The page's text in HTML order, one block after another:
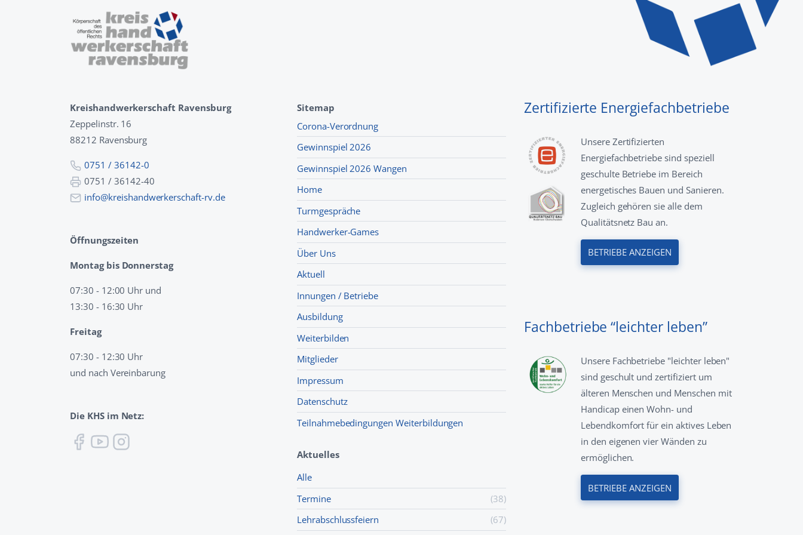
Kreishandwerkerschaft Ravensburg
Zeppelinstr. 16
88212 Ravensburg
0751 / 36142-0
0751 / 36142-40
info@kreishandwerkerschaft-rv.de
Öffnungszeiten
Montag bis Donnerstag
07:30 - 12:00 Uhr und
13:30 - 16:30 Uhr
Freitag
07:30 - 12:30 Uhr
und nach Vereinbarung
Die KHS im Netz:
Sitemap
Corona-Verordnung
Gewinnspiel 2026
Gewinnspiel 2026 Wangen
Home
Turmgespräche
Handwerker-Games
Über Uns
Aktuell
Innungen / Betriebe
Ausbildung
Weiterbilden
Mitglieder
Impressum
Datenschutz
Teilnahmebedingungen Weiterbildungen
Aktuelles
Alle
Termine
(38)
Lehr­abschluss­feiern
(67)
Zertifizierte Energiefachbetriebe
Unsere Zertifizierten
Energiefachbetriebe sind speziell
geschulte Betriebe im Bereich
energetisches Bauen und Sanieren.
Zugleich gehören sie alle dem
Qualitätsnetz Bau an.
BETRIEBE ANZEIGEN
Fachbetriebe “leichter leben”
Unsere Fachbetriebe "leichter leben"
sind geschult und zertifiziert um
älteren Menschen und Menschen mit
Handicap einen Wohn- und
Lebendkomfort für ein aktives Leben
in den eigenen vier Wänden zu
ermöglichen.
BETRIEBE ANZEIGEN